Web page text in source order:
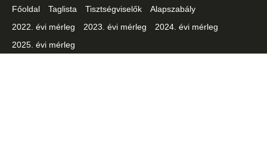
Főoldal Taglista Tisztségviselők
Alapszabály
2022. évi mérleg
2023. évi mérleg
2024. évi mérleg
2025. évi mérleg